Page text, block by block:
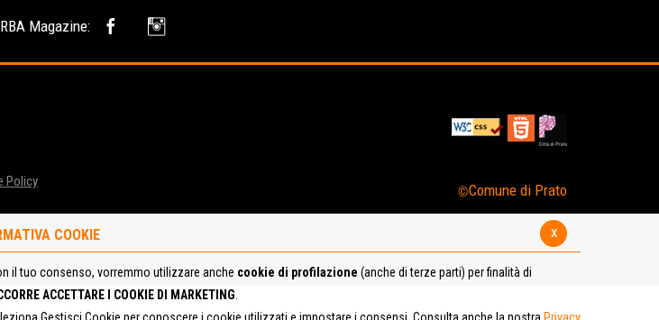
Magazine:
Policy Comune di Prato
x
COOKIE
il tuo consenso, vorremmo utilizzare anche cookie di profilazione (anche di terze parti) per finalità di
ACCETTARE I COOKIE DI MARKETING